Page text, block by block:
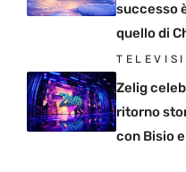
successo
quello di
Zelig
ritorno
con Bisio